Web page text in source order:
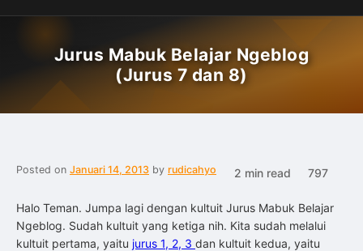
Jurus Mabuk Belajar Ngeblog
(Jurus 7 dan 8)
Posted on Januari 14, 2013 by rudicahyo 2 min read 797
Halo Teman. Jumpa lagi dengan kultuit Jurus Mabuk Belajar
Ngeblog. Sudah kultuit yang ketiga nih. Kita sudah melalui
kultuit pertama, yaitu jurus 1, 2, 3 dan kultuit kedua, yaitu